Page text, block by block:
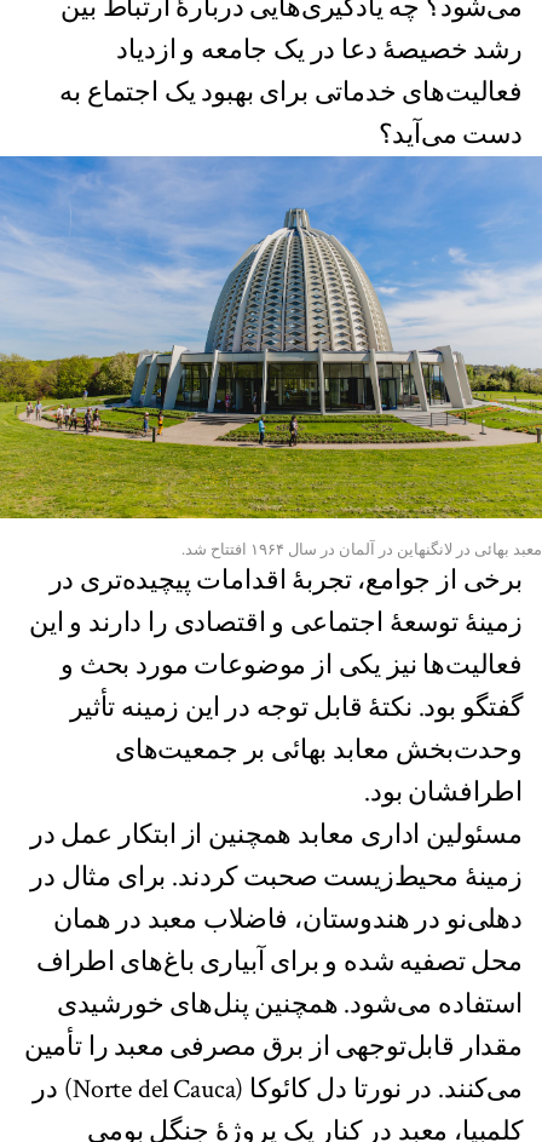
می‌شود؟ چه یادگیری‌هایی دربارهٔ ارتباط بین
رشد خصیصهٔ دعا در یک جامعه و ازدیاد
فعالیت‌های خدماتی برای بهبود یک اجتماع به
دست می‌آید؟
معبد بهائی در لانگنهاین در آلمان در سال ۱۹۶۴ افتتاح شد.
برخی از جوامع، تجربه‌ٔ اقدامات پیچیده‌تری در
زمینهٔ توسعهٔ اجتماعی و اقتصادی را دارند و این
فعالیت‌ها نیز یکی از موضوعات مورد بحث و
گفتگو بود. نکتهٔ قابل توجه در این زمینه تأثیر
وحدت‌بخش معابد بهائی بر جمعیت‌های
اطرافشان بود.
مسئولین اداری معابد همچنین از ابتکار عمل‌ در
زمینهٔ محیط‌‌زیست صحبت کردند. برای مثال در
دهلی‌نو در هندوستان، فاضلاب معبد در همان
محل تصفیه شده و برای آبیاری باغ‌های اطراف
استفاده می‌شود. همچنین پنل‌های خورشیدی
مقدار قابل‌توجهی از برق مصرفی معبد را تأمین
می‌کنند. در نورتا دل کائوکا (Norte del Cauca) در
کلمبیا، معبد در کنار یک پروژهٔ جنگل بومی